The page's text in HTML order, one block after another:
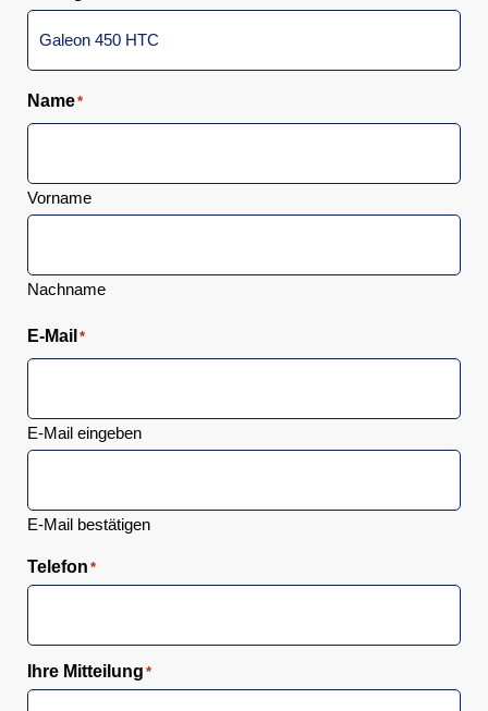
Name*
Vorname
Nachname
E-Mail *
E-Mail eingeben
E-Mail bestätigen
Telefon *
Ihre Mitteilung *